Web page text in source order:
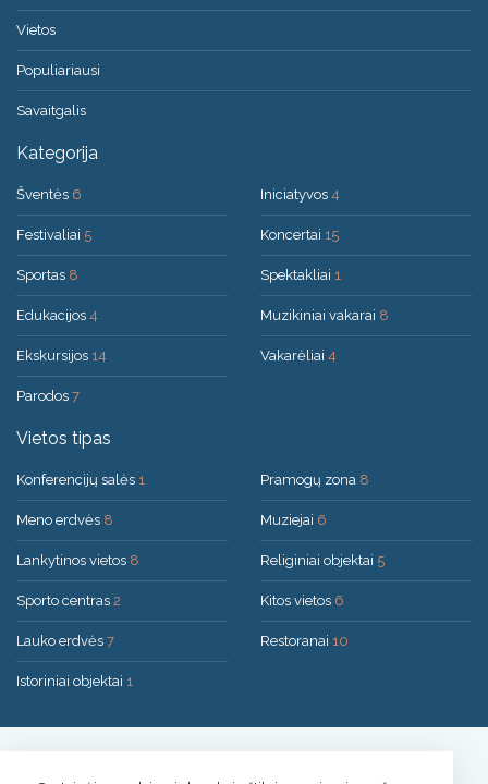
Vietos
Populiariausi
Savaitgalis
Kategorija
Šventės 6
Festivaliai 5
Sportas 8
Edukacijos 4
Ekskursijos 14
Parodos 7
Iniciatyvos 4
Koncertai 15
Spektakliai 1
Muzikiniai vakarai 8
Vakarėliai 4
Vietos tipas
Konferencijų salės 1
Meno erdvės 8
Lankytinos vietos 8
Sporto centras 2
Lauko erdvės 7
Istoriniai objektai 1
Pramogų zona 8
Muziejai 6
Religiniai objektai 5
Kitos vietos 6
Restoranai 10